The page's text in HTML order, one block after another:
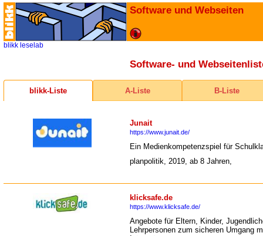
Software und Webseiten
blikk leselab
Software- und
blikk-Liste A-Liste B-Liste
Junait
https://www.junait.de/
Ein Medienkompetenzspiel für
planpolitik, 2019, ab 8 Jahren,
klicksafe.de
https://www.klicksafe.de/
Angebote für Eltern, Kinder,
Lehrpersonen zum sicheren Umgang